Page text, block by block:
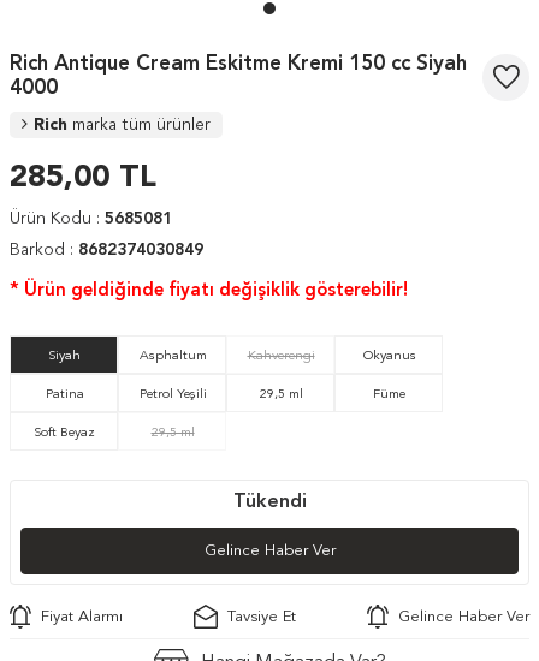
Rich Antique Cream Eskitme Kremi 150 cc Siyah
4000
Rich marka tüm ürünler
285,00 TL
Ürün Kodu : 5685081
Barkod : 8682374030849
* Ürün geldiğinde fiyatı değişiklik gösterebilir!
Siyah Asphaltum Kahverengi Okyanus
Patina Petrol Yeşili 29,5 ml Füme
Soft Beyaz 29,5 ml
Tükendi
Gelince Haber Ver
Fiyat Alarmı Tavsiye Et Gelince Haber Ver